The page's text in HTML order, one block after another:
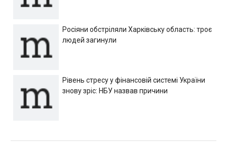
Росіяни обстріляли Харківську область: троє
людей загинули
Рівень стресу у фінансовій системі України
знову зріс: НБУ назвав причини